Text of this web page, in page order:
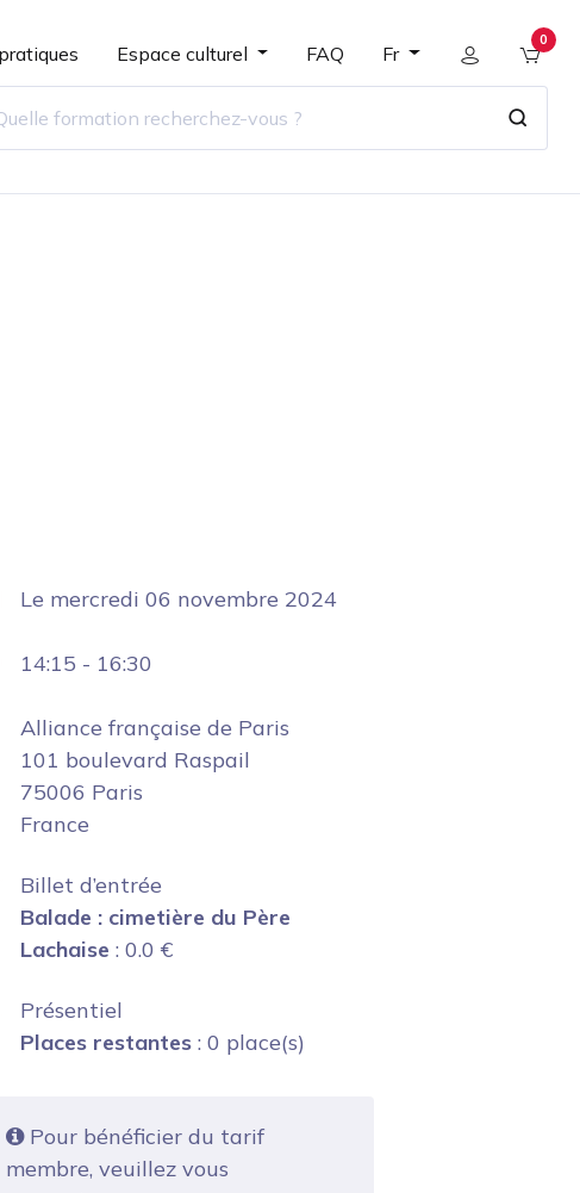
Espace culturel FAQ Fr
0
Le mercredi 06 novembre 2024
14:15 - 16:30
Alliance française de Paris
101 boulevard Raspail
75006 Paris
France
Billet d’entrée
Balade : cimetière du Père
Lachaise : 0.0 €
Présentiel
Places restantes : 0 place(s)
Pour bénéficier du tarif
membre, veuillez vous